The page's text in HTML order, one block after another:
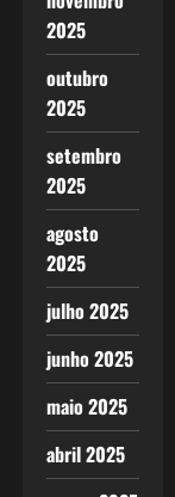
2025
outubro
2025
setembro
2025
agosto
2025
julho 2025
junho 2025
maio 2025
abril 2025